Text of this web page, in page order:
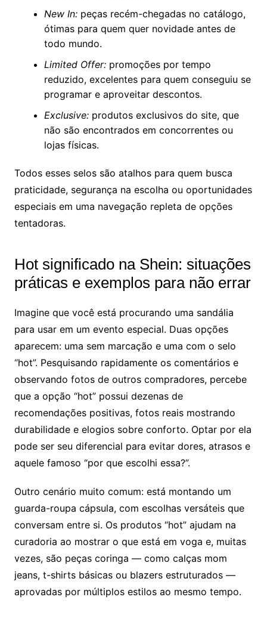
New In:peças recém-chegadas no catálogo,
ótimas para quem quer novidade antes de
todo mundo.
Limited Offer:promoções por tempo
reduzido, excelentes para quem conseguiu se
programar e aproveitar descontos.
Exclusive:produtos exclusivos do site, que
não são encontrados em concorrentes ou
lojas físicas.
Todos esses selos são atalhos para quem busca
praticidade, segurança na escolha ou oportunidades
especiais em uma navegação repleta de opções
tentadoras.
Hot significado na Shein: situações
práticas e exemplos para não errar
Imagine que você está procurando uma sandália
para usar em um evento especial. Duas opções
aparecem: uma sem marcação e uma com o selo
“hot”. Pesquisando rapidamente os comentários e
observando fotos de outros compradores, percebe
que a opção “hot” possui dezenas de
recomendações positivas, fotos reais mostrando
durabilidade e elogios sobre conforto. Optar por ela
pode ser seu diferencial para evitar dores, atrasos e
aquele famoso “por que escolhi essa?”.
Outro cenário muito comum: está montando um
guarda-roupa cápsula, com escolhas versáteis que
conversam entre si. Os produtos “hot” ajudam na
curadoria ao mostrar o que está em voga e, muitas
vezes, são peças coringa — como calças mom
jeans, t-shirts básicas ou blazers estruturados —
aprovadas por múltiplos estilos ao mesmo tempo.